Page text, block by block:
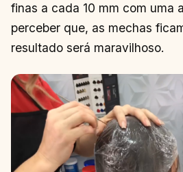
finas a cada 10 mm com uma
perceber que, as mechas
resultado será maravilhoso.